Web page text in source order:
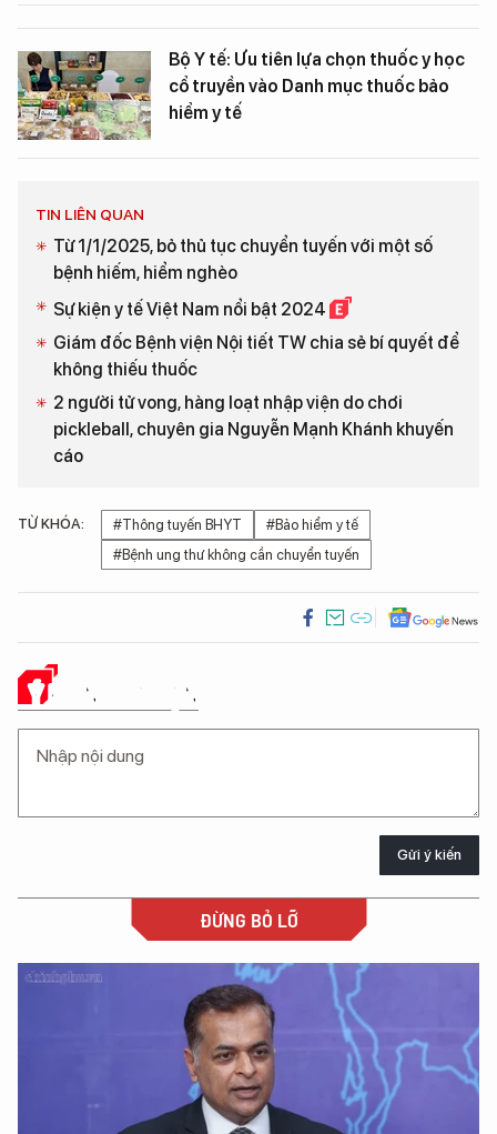
Bộ Y tế: Ưu tiên lựa chọn thuốc y học
cổ truyền vào Danh mục thuốc bảo
hiểm y tế
TIN LIÊN QUAN
Từ 1/1/2025, bỏ thủ tục chuyển tuyến với một số
bệnh hiếm, hiểm nghèo
Sự kiện y tế Việt Nam nổi bật 2024
Giám đốc Bệnh viện Nội tiết TW chia sẻ bí quyết để
không thiếu thuốc
2 người tử vong, hàng loạt nhập viện do chơi
pickleball, chuyên gia Nguyễn Mạnh Khánh khuyến
cáo
TỪ KHÓA: #Thông tuyến BHYT
#Bảo hiểm y tế
#Bệnh ung thư không cần chuyển tuyến
Ý KIẾN CỦA BẠN
Gửi ý kiến
ĐỪNG BỎ LỠ